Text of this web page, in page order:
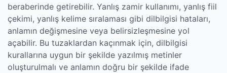
beraberinde getirebilir. Yanlış zamir kullanımı, yanlış fiil
çekimi, yanlış kelime sıralaması gibi dilbilgisi hataları,
anlamın değişmesine veya belirsizleşmesine yol
açabilir. Bu tuzaklardan kaçınmak için, dilbilgisi
kurallarına uygun bir şekilde yazılmış metinler
oluşturulmalı ve anlamın doğru bir şekilde ifade